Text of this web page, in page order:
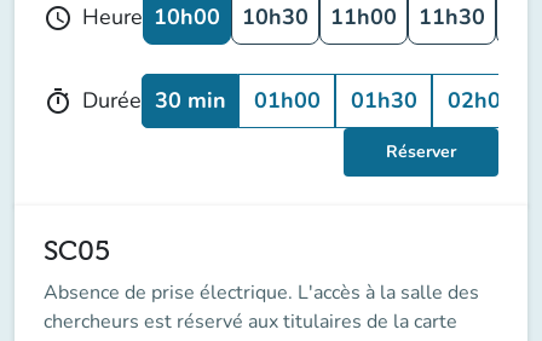
schedule Heure 10h00 10h30 11h00 11h30
timer Durée 30 min 01h00 01h30 02h00
Réserver
SC05
Absence de prise électrique. L'accès à la salle des
chercheurs est réservé aux titulaires de la carte